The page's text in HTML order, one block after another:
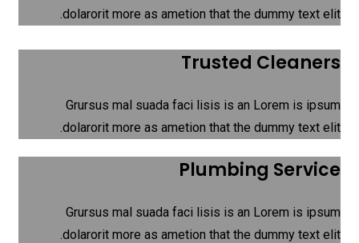
dolarorit more as ametion that the dummy text elit.
Trusted Cleaners
Grursus mal suada faci lisis is an Lorem is ipsum
dolarorit more as ametion that the dummy text elit.
Plumbing Service
Grursus mal suada faci lisis is an Lorem is ipsum
dolarorit more as ametion that the dummy text elit.